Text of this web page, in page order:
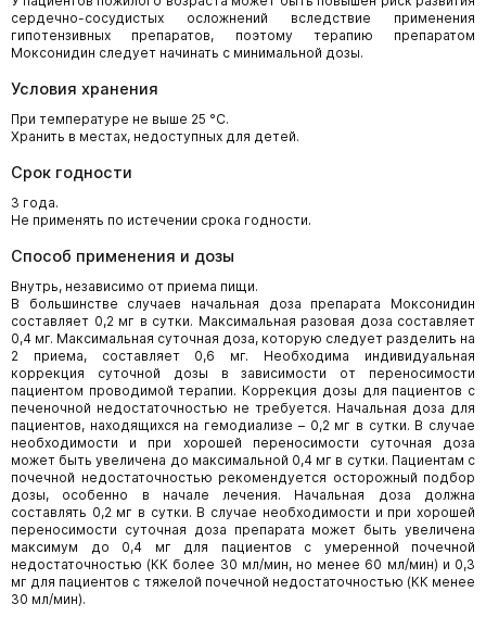
сердечно-сосудистых осложнений вследствие применения
гипотензивных препаратов, поэтому терапию препаратом
Моксонидин следует начинать с минимальной дозы.
Условия хранения
При температуре не выше 25 °С.
Хранить в местах, недоступных для детей.
Срок годности
3 года.
Не применять по истечении срока годности.
Способ применения и дозы
Внутрь, независимо от приема пищи.
В большинстве случаев начальная доза препарата Моксонидин
составляет 0,2 мг в сутки. Максимальная разовая доза составляет
0,4 мг. Максимальная суточная доза, которую следует разделить на
2 приема, составляет 0,6 мг. Необходима индивидуальная
коррекция суточной дозы в зависимости от переносимости
пациентом проводимой терапии. Коррекция дозы для пациентов с
печеночной недостаточностью не требуется. Начальная доза для
пациентов, находящихся на гемодиализе – 0,2 мг в сутки. В случае
необходимости и при хорошей переносимости суточная доза
может быть увеличена до максимальной 0,4 мг в сутки. Пациентам с
почечной недостаточностью рекомендуется осторожный подбор
дозы, особенно в начале лечения. Начальная доза должна
составлять 0,2 мг в сутки. В случае необходимости и при хорошей
переносимости суточная доза препарата может быть увеличена
максимум до 0,4 мг для пациентов с умеренной почечной
недостаточностью (КК более 30 мл/мин, но менее 60 мл/мин) и 0,3
мг для пациентов с тяжелой почечной недостаточностью (КК менее
30 мл/мин).